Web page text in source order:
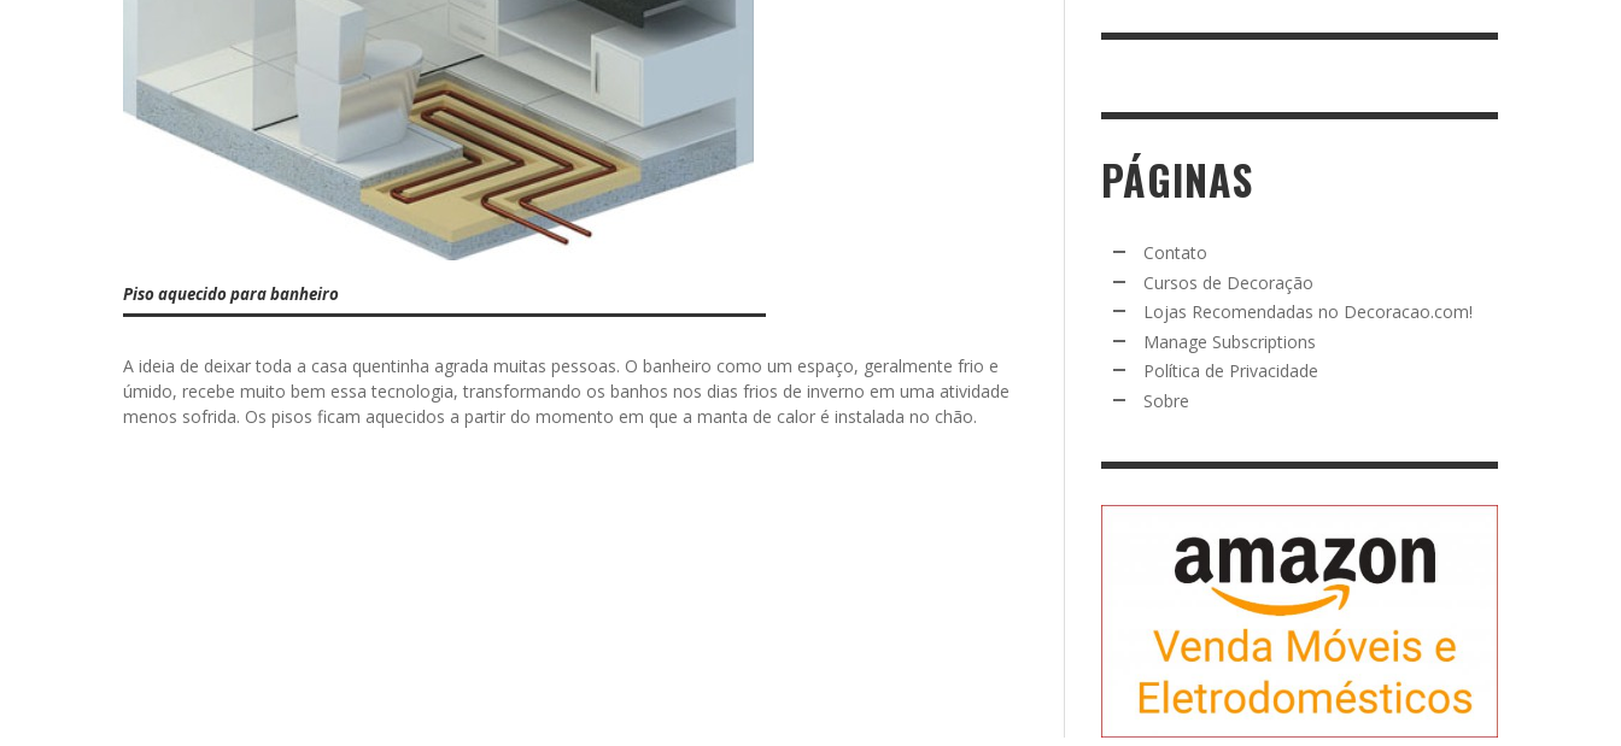
Piso aquecido para banheiro
A ideia de deixar toda a casa quentinha agrada muitas pessoas. O banheiro como um espaço, geralmente frio e
úmido, recebe muito bem essa tecnologia, transformando os banhos nos dias frios de inverno em uma atividade
menos sofrida. Os pisos ficam aquecidos a partir do momento em que a manta de calor é instalada no chão.
PÁGINAS
Contato
Cursos de Decoração
Lojas Recomendadas no Decoracao.com!
Manage Subscriptions
Política de Privacidade
Sobre